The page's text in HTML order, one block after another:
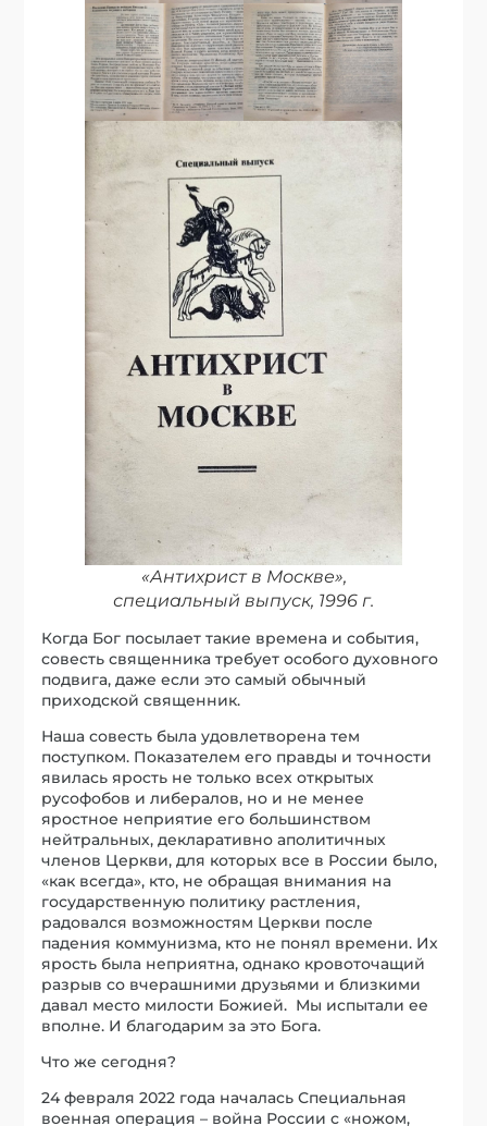
«Антихрист в Москве»,
специальный выпуск, 1996 г.
Когда Бог посылает такие времена и события,
совесть священника требует особого духовного
подвига, даже если это самый обычный
приходской священник.
Наша совесть была удовлетворена тем
поступком. Показателем его правды и точности
явилась ярость не только всех открытых
русофобов и либералов, но и не менее
яростное неприятие его большинством
нейтральных, декларативно аполитичных
членов Церкви, для которых все в России было,
«как всегда», кто, не обращая внимания на
государственную политику растления,
радовался возможностям Церкви после
падения коммунизма, кто не понял времени. Их
ярость была неприятна, однако кровоточащий
разрыв со вчерашними друзьями и близкими
давал место милости Божией. Мы испытали ее
вполне. И благодарим за это Бога.
Что же сегодня?
24 февраля 2022 года началась Специальная
военная операция – война России с «ножом,